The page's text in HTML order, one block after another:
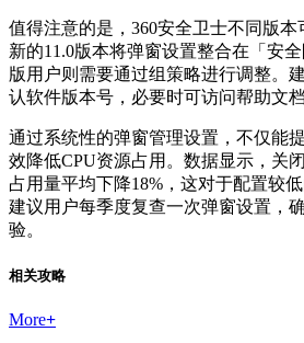
值得注意的是，360安全卫士不同版
新的11.0版本将弹窗设置整合在「安
版用户则需要通过组策略进行调整。
认软件版本号，必要时可访问帮助文
通过系统性的弹窗管理设置，不仅能
效降低CPU资源占用。数据显示，关
占用量平均下降18%，这对于配置较
建议用户每季度复查一次弹窗设置，
验。
相关攻略
More+